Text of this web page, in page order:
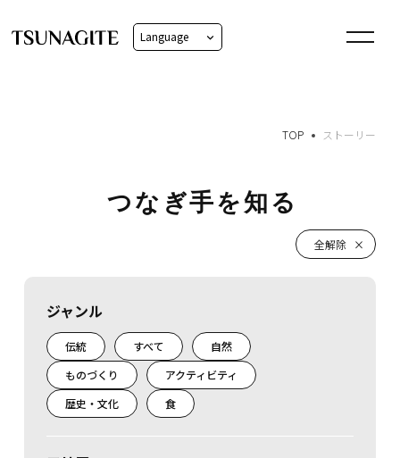
Language
TOP ストーリー
つなぎ手を知る
ジャンル
伝統 すべて
自然
ものづくり
アクティビティ
歴史・文化
食